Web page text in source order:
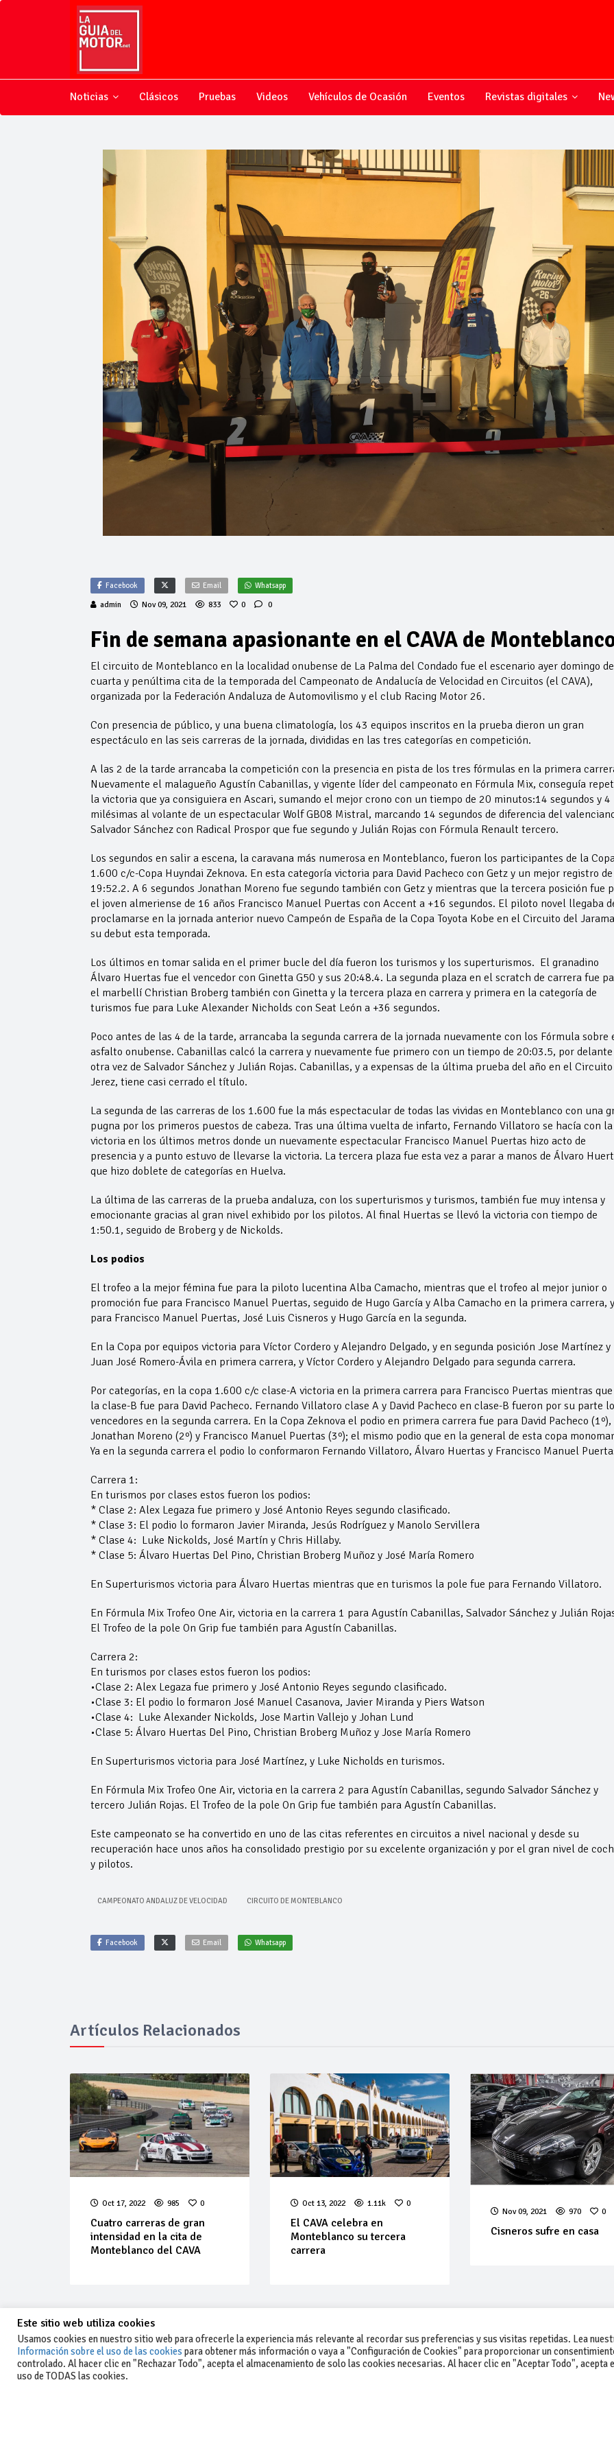
Noticias Clásicos Pruebas Videos Vehículos de Ocasión Eventos Revistas digitales
Facebook Email Whatsapp
admin Nov 09, 2021 833 0 0
Fin de semana apasionante en el CAVA de
El circuito de Monteblanco en la localidad onubense de La Palma del Condado fue el escenario ayer domingo
cuarta y penúltima cita de la temporada del Campeonato de Andalucía de Velocidad en Circuitos (el CAVA),
organizada por la Federación Andaluza de Automovilismo y el club Racing Motor 26.
Con presencia de público, y una buena climatología, los 43 equipos inscritos en la prueba dieron un gran
espectáculo en las seis carreras de la jornada, divididas en las tres categorías en competición.
A las 2 de la tarde arrancaba la competición con la presencia en pista de los tres fórmulas en la primera
Nuevamente el malagueño Agustín Cabanillas, y vigente líder del campeonato en Fórmula Mix, conseguía
la victoria que ya consiguiera en Ascari, sumando el mejor crono con un tiempo de 20 minutos:14 segundos y 4
milésimas al volante de un espectacular Wolf GB08 Mistral, marcando 14 segundos de diferencia del
Salvador Sánchez con Radical Prospor que fue segundo y Julián Rojas con Fórmula Renault tercero.
Los segundos en salir a escena, la caravana más numerosa en Monteblanco, fueron los participantes de la
1.600 c/c-Copa Huyndai Zeknova. En esta categoría victoria para David Pacheco con Getz y un mejor registro de
19:52.2. A 6 segundos Jonathan Moreno fue segundo también con Getz y mientras que la tercera posición fue
el joven almeriense de 16 años Francisco Manuel Puertas con Accent a +16 segundos. El piloto novel llegaba
proclamarse en la jornada anterior nuevo Campeón de España de la Copa Toyota Kobe en el Circuito del
su debut esta temporada.
Los últimos en tomar salida en el primer bucle del día fueron los turismos y los superturismos. El granadino
Álvaro Huertas fue el vencedor con Ginetta G50 y sus 20:48.4. La segunda plaza en el scratch de carrera fue
el marbellí Christian Broberg también con Ginetta y la tercera plaza en carrera y primera en la categoría de
turismos fue para Luke Alexander Nicholds con Seat León a +36 segundos.
Poco antes de las 4 de la tarde, arrancaba la segunda carrera de la jornada nuevamente con los Fórmula sobre
asfalto onubense. Cabanillas calcó la carrera y nuevamente fue primero con un tiempo de 20:03.5, por delante
otra vez de Salvador Sánchez y Julián Rojas. Cabanillas, y a expensas de la última prueba del año en el Circuito
Jerez, tiene casi cerrado el título.
La segunda de las carreras de los 1.600 fue la más espectacular de todas las vividas en Monteblanco con una
pugna por los primeros puestos de cabeza. Tras una última vuelta de infarto, Fernando Villatoro se hacía con la
victoria en los últimos metros donde un nuevamente espectacular Francisco Manuel Puertas hizo acto de
presencia y a punto estuvo de llevarse la victoria. La tercera plaza fue esta vez a parar a manos de Álvaro
que hizo doblete de categorías en Huelva.
La última de las carreras de la prueba andaluza, con los superturismos y turismos, también fue muy intensa y
emocionante gracias al gran nivel exhibido por los pilotos. Al final Huertas se llevó la victoria con tiempo de
1:50.1, seguido de Broberg y de Nickolds.
Los podios
El trofeo a la mejor fémina fue para la piloto lucentina Alba Camacho, mientras que el trofeo al mejor junior o
promoción fue para Francisco Manuel Puertas, seguido de Hugo García y Alba Camacho en la primera carrera, y
para Francisco Manuel Puertas, José Luis Cisneros y Hugo García en la segunda.
En la Copa por equipos victoria para Víctor Cordero y Alejandro Delgado, y en segunda posición Jose Martínez y
Juan José Romero-Ávila en primera carrera, y Víctor Cordero y Alejandro Delgado para segunda carrera.
Por categorías, en la copa 1.600 c/c clase-A victoria en la primera carrera para Francisco Puertas mientras
la clase-B fue para David Pacheco. Fernando Villatoro clase A y David Pacheco en clase-B fueron por su parte
vencedores en la segunda carrera. En la Copa Zeknova el podio en primera carrera fue para David Pacheco (1º),
Jonathan Moreno (2º) y Francisco Manuel Puertas (3º); el mismo podio que en la general de esta copa
Ya en la segunda carrera el podio lo conformaron Fernando Villatoro, Álvaro Huertas y Francisco Manuel
Carrera 1:
En turismos por clases estos fueron los podios:
* Clase 2: Alex Legaza fue primero y José Antonio Reyes segundo clasificado.
* Clase 3: El podio lo formaron Javier Miranda, Jesús Rodríguez y Manolo Servillera
* Clase 4: Luke Nickolds, José Martín y Chris Hillaby.
* Clase 5: Álvaro Huertas Del Pino, Christian Broberg Muñoz y José María Romero
En Superturismos victoria para Álvaro Huertas mientras que en turismos la pole fue para Fernando Villatoro.
En Fórmula Mix Trofeo One Air, victoria en la carrera 1 para Agustín Cabanillas, Salvador Sánchez y Julián
El Trofeo de la pole On Grip fue también para Agustín Cabanillas.
Carrera 2:
En turismos por clases estos fueron los podios:
•Clase 2: Alex Legaza fue primero y José Antonio Reyes segundo clasificado.
•Clase 3: El podio lo formaron José Manuel Casanova, Javier Miranda y Piers Watson
•Clase 4: Luke Alexander Nickolds, Jose Martin Vallejo y Johan Lund
•Clase 5: Álvaro Huertas Del Pino, Christian Broberg Muñoz y Jose María Romero
En Superturismos victoria para José Martínez, y Luke Nicholds en turismos.
En Fórmula Mix Trofeo One Air, victoria en la carrera 2 para Agustín Cabanillas, segundo Salvador Sánchez y
tercero Julián Rojas. El Trofeo de la pole On Grip fue también para Agustín Cabanillas.
Este campeonato se ha convertido en uno de las citas referentes en circuitos a nivel nacional y desde su
recuperación hace unos años ha consolidado prestigio por su excelente organización y por el gran nivel de
y pilotos.
CAMPEONATO ANDALUZ DE VELOCIDAD CIRCUITO DE MONTEBLANCO
Facebook Email Whatsapp
Artículos Relacionados
Oct 17, 2022 985 0
Cuatro carreras de gran
intensidad en la cita de
Monteblanco del CAVA
Oct 13, 2022 1.11k 0
El CAVA celebra en
Monteblanco su tercera
carrera
Nov 09, 2021 970 0
Cisneros sufre en casa
-Aviso legal y condiciones generales
-Contacto
Este sitio web utiliza cookies
Usamos cookies en nuestro sitio web para ofrecerle la experiencia más relevante al recordar sus preferencias y sus visitas repetidas. Lea
Información sobre el uso de las cookies para obtener más información o vaya a "Configuración de Cookies" para proporcionar un
controlado. Al hacer clic en "Rechazar Todo", acepta el almacenamiento de solo las cookies necesarias. Al hacer clic en "Aceptar Todo", acepta
uso de TODAS las cookies.